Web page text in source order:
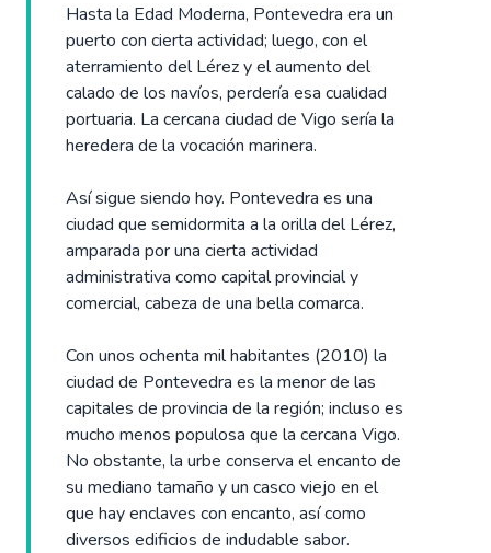
Hasta la Edad Moderna, Pontevedra era un
puerto con cierta actividad; luego, con el
aterramiento del Lérez y el aumento del
calado de los navíos, perdería esa cualidad
portuaria. La cercana ciudad de Vigo sería la
heredera de la vocación marinera.
Así sigue siendo hoy. Pontevedra es una
ciudad que semidormita a la orilla del Lérez,
amparada por una cierta actividad
administrativa como capital provincial y
comercial, cabeza de una bella comarca.
Con unos ochenta mil habitantes (2010) la
ciudad de Pontevedra es la menor de las
capitales de provincia de la región; incluso es
mucho menos populosa que la cercana Vigo.
No obstante, la urbe conserva el encanto de
su mediano tamaño y un casco viejo en el
que hay enclaves con encanto, así como
diversos edificios de indudable sabor.